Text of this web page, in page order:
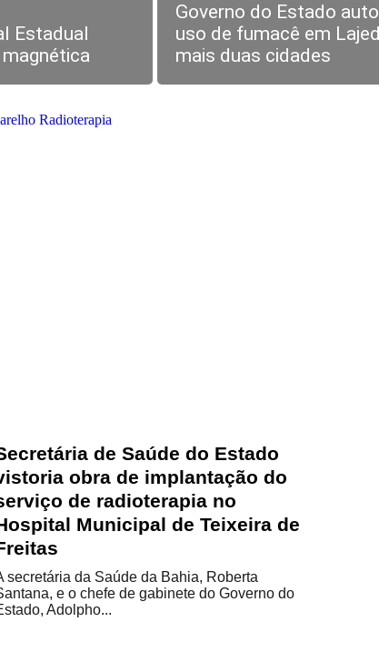
Estadual
Governo do Estado
uso de fumacê em
mais duas cidades
de Saúde do Estado
obra de implantação do
de radioterapia no
Municipal de Teixeira de
secretária da Saúde da Bahia, Roberta
e o chefe de gabinete do Governo do
Adolpho...